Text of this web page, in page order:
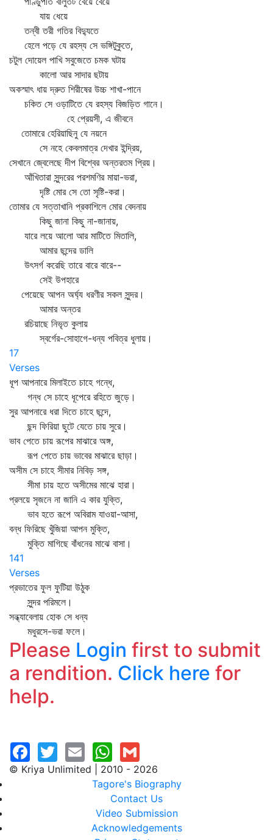
যায় ধেয়ে
তন্বী তরী গতির বিদ্যুতে
হেলে পড়ে যে রহস্য সে ভঙ্গিটুকুতে,
চটুল দোয়েল পাখি সবুজেতে চমক ঘটায়
কালো আর সাদার ছটায়
অকস্মাৎ ধায় দ্রুত শিরীষের উচ্চ শাখা-পানে
চকিত সে ওড়াটিতে যে রহস্য বিজড়িত গানে।
হে প্রেয়সী, এ জীবনে
তোমারে হেরিয়াছিনু যে নয়নে
সে নহে কেবলমাত্র দেখার ইন্দ্রিয়,
সেখানে জ্বেলেছে দীপ বিশ্বের অন্তরতম প্রিয়।
আঁখিতারা সুন্দরের পরশমণির মায়া-ভরা,
দৃষ্টি মোর সে তো সৃষ্টি-করা।
তোমার যে সত্তাখানি প্রকাশিলে মোর বেদনায়
কিছু জানা কিছু না-জানায়,
যারে লয়ে আলো আর মাটিতে মিতালি,
আমার ছন্দের ডালি
উৎসর্গ করেছি তারে বারে বারে--
সেই উপহারে
পেয়েছে আপন অর্ঘ্য ধরণীর সকল সুন্দর।
আমার অন্তর
রচিয়াছে নিভৃত কুলায়
স্বর্গের-সোহাগে-ধন্য পবিত্র ধুলায়।
17
Verses
ধূপ আপনারে মিলাইতে চাহে গন্ধে,
গন্ধ সে চাহে ধূপেরে রহিতে জুড়ে।
সুর আপনারে ধরা দিতে চাহে ছন্দে,
ছন্দ ফিরিয়া ছুটে যেতে চায় সুরে।
ভাব পেতে চায় রূপের মাঝারে অঙ্গ,
রূপ পেতে চায় ভাবের মাঝারে ছাড়া।
অসীম সে চাহে সীমার নিবিড় সঙ্গ,
সীমা চায় হতে অসীমের মাঝে হারা।
প্রলয়ে সৃজনে না জানি এ কার যুক্তি,
ভাব হতে রূপে অবিরাম যাওয়া-আসা,
বন্ধ ফিরিছে খুঁজিয়া আপন মুক্তি,
মুক্তি মাগিছে বাঁধনের মাঝে বাসা।
141
Verses
প্রভাতের ফুল ফুটিয়া উঠুক
সুন্দর পরিমলে।
সন্ধ্যাবেলায় হোক সে ধন্য
মধুরসে-ভরা ফলে।
Please Login first to submit
a rendition. Click here for
help.
© Kriya Unlimited | 2010 - 2026
Tagore's Biography
Contact Us
Video Submission
Acknowledgements